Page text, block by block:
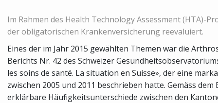
Im Rahmen des Health Technology Assessment (HTA)-
der obligatorischen Krankenversicherung reevaluiert.
Eines der im Jahr 2015 gewählten Themen war die
Berichts Nr. 42 des Schweizer
les soins de santé. La situation en Suisse», der eine
zwischen 2005 und 2011 beschrieben hatte. Gemäss
erklärbare Häufigkeitsunterschiede zwischen den